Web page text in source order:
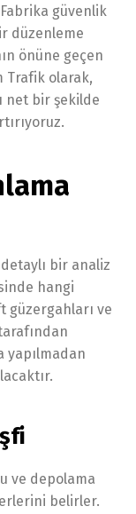
güvenlik
düzenleme
önüne geçen
Trafik olarak,
net bir şekilde
bir analiz
hangi
güzergahları ve
yapılmadan
ve depolama
belirler.